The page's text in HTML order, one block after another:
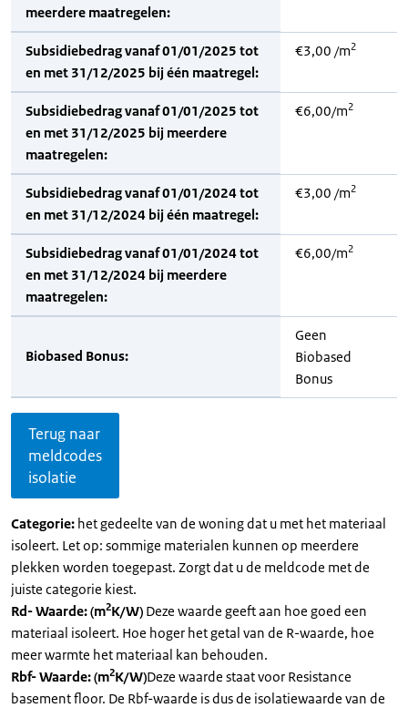
meerdere maatregelen:
Subsidiebedrag vanaf 01/01/2025 tot
en met 31/12/2025 bij één maatregel:
€3,00 /m2
Subsidiebedrag vanaf 01/01/2025 tot
en met 31/12/2025 bij meerdere
maatregelen:
€6,00/m2
Subsidiebedrag vanaf 01/01/2024 tot
en met 31/12/2024 bij één maatregel:
€3,00 /m2
Subsidiebedrag vanaf 01/01/2024 tot
en met 31/12/2024 bij meerdere
maatregelen:
€6,00/m2
Biobased Bonus:
Geen
Biobased
Bonus
Terug naar
meldcodes
isolatie
Categorie: het gedeelte van de woning dat u met het materiaal
isoleert. Let op: sommige materialen kunnen op meerdere
plekken worden toegepast. Zorgt dat u de meldcode met de
juiste categorie kiest.
Rd- Waarde: (m2K/W) Deze waarde geeft aan hoe goed een
materiaal isoleert. Hoe hoger het getal van de R-waarde, hoe
meer warmte het materiaal kan behouden.
Rbf- Waarde: (m2K/W)Deze waarde staat voor Resistance
basement floor. De Rbf-waarde is dus de isolatiewaarde van de